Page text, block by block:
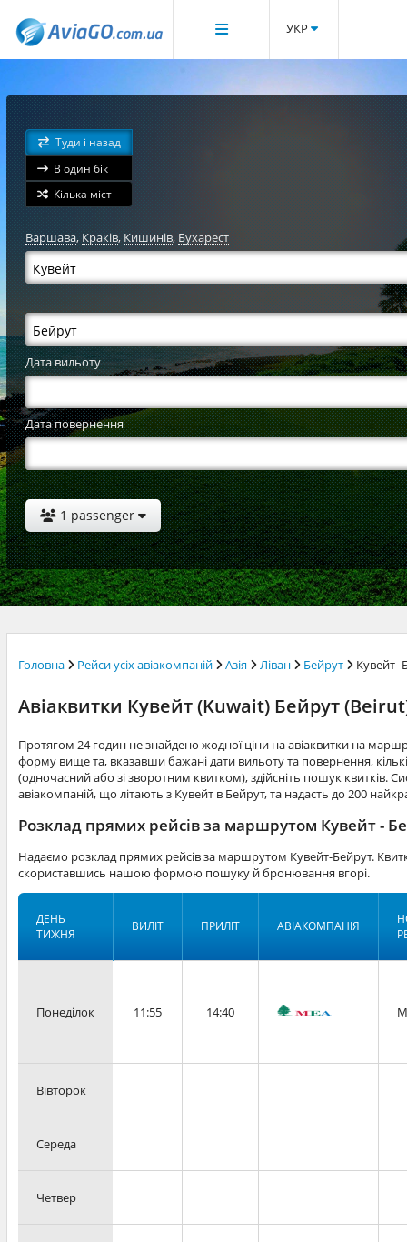
УКР
Туди і назад
В один бік
Кілька міст
Варшава, Краків, Кишинів, Бухарест
Дата вильоту
Дата повернення
1 passenger
Головна Рейси усіх авіакомпаній Азія Ліван Бейрут
Авіаквитки Кувейт (Kuwait) Бейрут
Протягом 24 годин не знайдено жодної ціни на авіаквитки на
форму вище та, вказавши бажані дати вильоту та повернення,
(одночасний або зі зворотним квитком), здійсніть пошук квитків.
авіакомпаній, що літають з Кувейт в Бейрут, та надасть до 200
Розклад прямих рейсів за маршрутом Кувейт -
Надаємо розклад прямих рейсів за маршрутом Кувейт-Бейрут.
скориставшись нашою формою пошуку й бронювання вгорі.
ДЕНЬ
ТИЖНЯ
ВИЛІТ ПРИЛІТ АВІАКОМПАНІЯ
Понеділок 11:55 14:40
Вівторок
Середа
Четвер